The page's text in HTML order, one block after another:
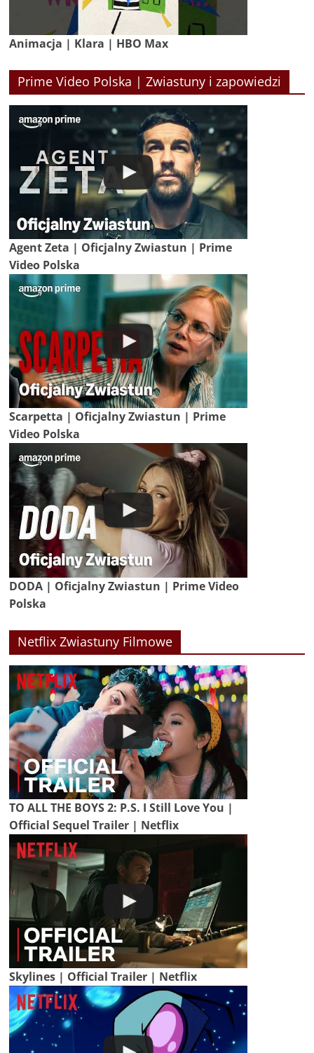
Animacja | Klara | HBO Max
Prime Video Polska | Zwiastuny i zapowiedzi
Agent Zeta | Oficjalny Zwiastun | Prime
Video Polska
Scarpetta | Oficjalny Zwiastun | Prime
Video Polska
DODA | Oficjalny Zwiastun | Prime Video
Polska
Netflix Zwiastuny Filmowe
TO ALL THE BOYS 2: P.S. I Still Love You |
Official Sequel Trailer | Netflix
Skylines | Official Trailer | Netflix